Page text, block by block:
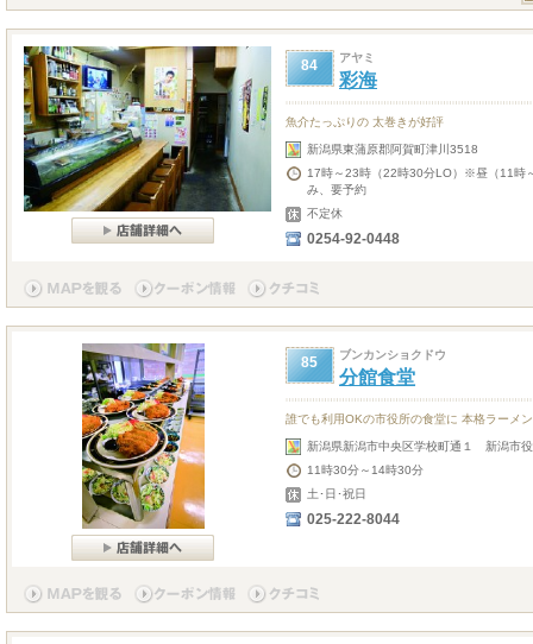
84 アヤミ
彩海
魚介たっぷりの 太巻きが好評
新潟県東蒲原郡阿賀町津川3518
17時～23時（22時30分LO）※昼（11時
み、要予約
不定休
0254-92-0448
85 ブンカンショクドウ
分館食堂
誰でも利用OKの市役所の食堂に 本格ラーメ
新潟県新潟市中央区学校町通１ 新潟市
11時30分～14時30分
土･日･祝日
025-222-8044